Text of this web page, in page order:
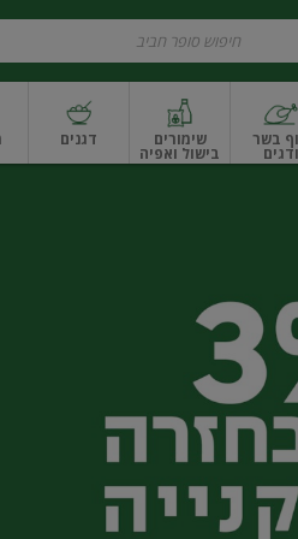
בשר
ודגים
שימורים
בישול ואפיה
דגנים
ואגוזיםפירות יבשים ארוזפירות